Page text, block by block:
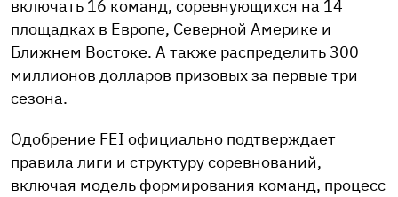
включать 16 команд, соревнующихся на 14
площадках в Европе, Северной Америке и
Ближнем Востоке. А также распределить 300
миллионов долларов призовых за первые три
сезона.
Одобрение FEI официально подтверждает
правила лиги и структуру соревнований,
включая модель формирования команд, процесс